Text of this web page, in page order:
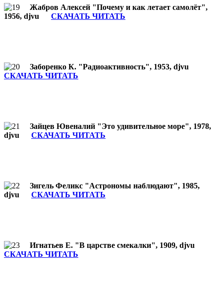
Жабров Алексей "Почему и как летает самолёт",
1956, djvu СКАЧАТЬ ЧИТАТЬ
Заборенко К. "Радиоактивность", 1953, djvu
СКАЧАТЬ ЧИТАТЬ
Зайцев Ювеналий "Это удивительное море", 1978,
djvu СКАЧАТЬ ЧИТАТЬ
Зигель Феликс "Астрономы наблюдают", 1985,
djvu СКАЧАТЬ ЧИТАТЬ
Игнатьев Е. "В царстве смекалки", 1909, djvu
СКАЧАТЬ ЧИТАТЬ